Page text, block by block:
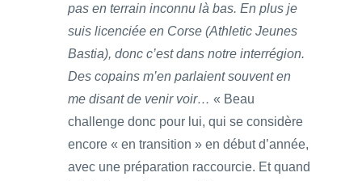
pas en terrain inconnu là bas. En plus je
suis licenciée en Corse (Athletic Jeunes
Bastia), donc c’est dans notre interrégion.
Des copains m’en parlaient souvent en
me disant de venir voir… « Beau
challenge donc pour lui, qui se considère
encore « en transition » en début d’année,
avec une préparation raccourcie. Et quand